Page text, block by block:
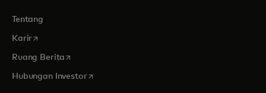
Tentang
Kariropens in a new tab
Ruang Berita opens in a new tab
Hubungan Investoropens in a new tab